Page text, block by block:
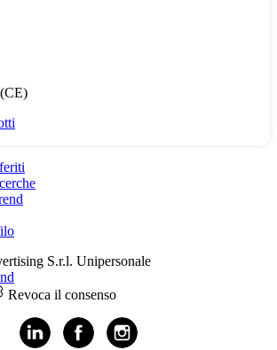
(CE)
S.r.l. Unipersonale
Revoca il consenso